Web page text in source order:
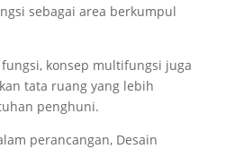
sebagai area berkumpul
konsep multifungsi juga
tata ruang yang lebih
penghuni.
perancangan, Desain